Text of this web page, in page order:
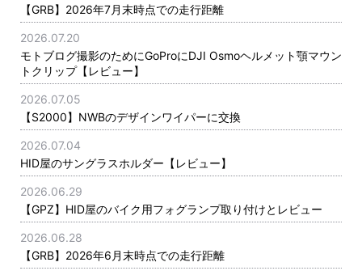
【GRB】2026年7月末時点での走行距離
2026.07.20
モトブログ撮影のためにGoProにDJI Osmoヘルメット顎マウン
トクリップ【レビュー】
2026.07.05
【S2000】NWBのデザインワイパーに交換
2026.07.04
HID屋のサングラスホルダー【レビュー】
2026.06.29
【GPZ】HID屋のバイク用フォグランプ取り付けとレビュー
2026.06.28
【GRB】2026年6月末時点での走行距離